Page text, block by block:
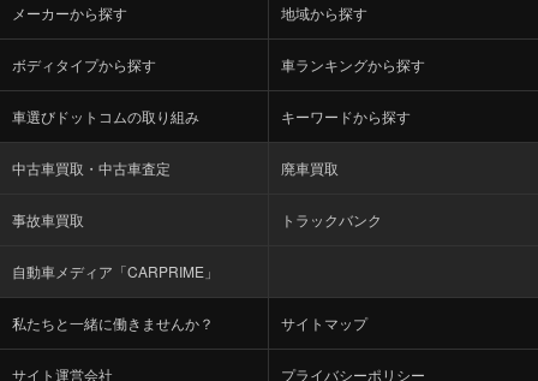
メーカーから探す 地域から探す
ボディタイプから探す 車ランキングから探す
車選びドットコムの取り組み キーワードから探す
中古車買取・中古車査定 廃車買取
事故車買取 トラックバンク
自動車メディア「CARPRIME」
私たちと一緒に働きませんか？ サイトマップ
サイト運営会社 プライバシーポリシー